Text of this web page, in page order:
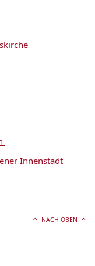
Innenstadt
NACH OBEN